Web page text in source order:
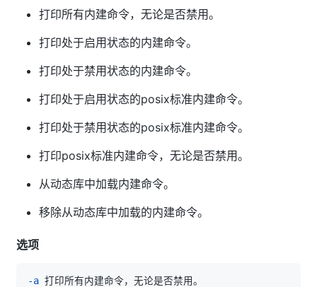
打印所有内建命令，无论是否禁用。
打印处于启用状态的内建命令。
打印处于禁用状态的内建命令。
打印处于启用状态的posix标准内建命令。
打印处于禁用状态的posix标准内建命令。
打印posix标准内建命令，无论是否禁用。
从动态库中加载内建命令。
移除从动态库中加载的内建命令。
选项
-a